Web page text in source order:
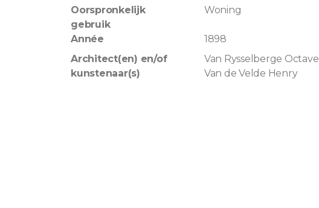
Oorspronkelijk
gebruik
Woning
Année
1898
Architect(en) en/of
kunstenaar(s)
Van Rysselberge Octave
Van de Velde Henry